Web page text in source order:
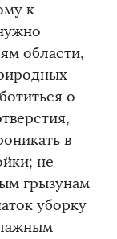
к
области,
о
в
не
грызунам
уборку